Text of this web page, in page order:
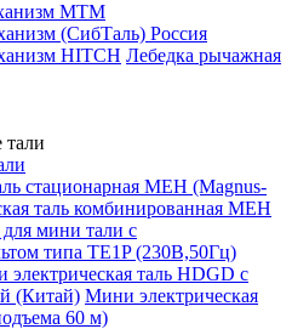
МТМ
(СибТаль) Россия
HITCH Лебедка рычажная
стационарная МЕН (Magnus-
таль комбинированная МЕН
мини тали с
типа TE1P (230В,50Гц)
таль HDGD с
(Китай) Мини электрическая
60 м)